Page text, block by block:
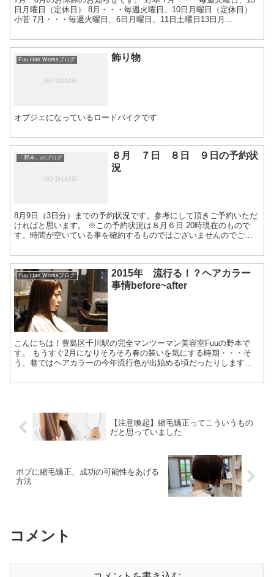
日月曜日（定休日） 8月・・・毎週火曜日、10日月曜日（定休日）
小菅 7月・・・毎週火曜日、6日月曜日、11日土曜日13日月...
Fuu Hair Worksブログ 飾り物
オブジェになっているロードバイクです
「野本」のブログ
８月 ７日 ８日 ９日の予約状
況
8月9日（3日分）までの予約状況です。参考にして頂きご予約いただ
ければと思います。 ※この予約状況は８月６日 20時現在のもので
す。時間が空いている事を確約するものではございませんのでご了
Fuu Hair Worksブログ
2015年 流行る！？ヘアカラー
事情before~after
こんにちは！豊島区千川駅の完全マンツーマン美容室Fuuの野本で
す。 もうすぐ2月になりそろそろ春の装いを気にする時期・・・そ
う、巷ではヘアカラーの今年流行色が出始める頃だったりします。
【注意喚起】縮毛矯正ってこういうもの
だと思っていました
ボブに縮毛矯正、成功の可能性をあげる
方法
コメント